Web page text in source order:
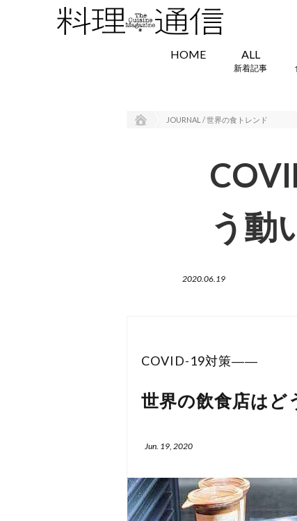
HOME ALL
新着記事
JOURNAL / 世界の食トレンド
う動
2020.06.19
COVID-19対策――
世界の飲食店は
Jun. 19, 2020